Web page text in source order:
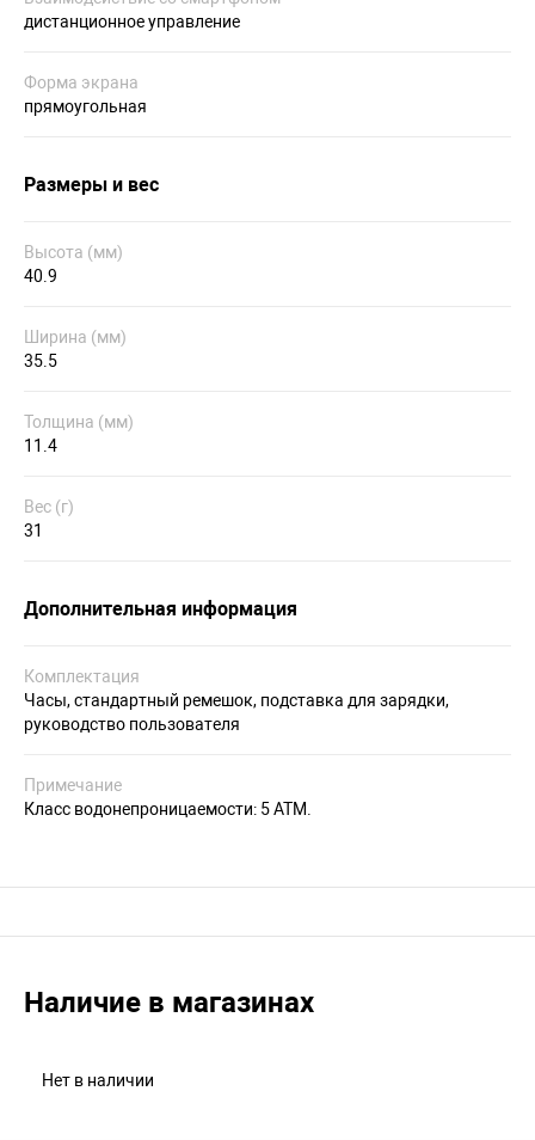
дистанционное управление
Форма экрана
прямоугольная
Размеры и вес
Высота (мм)
40.9
Ширина (мм)
35.5
Толщина (мм)
11.4
Вес (г)
31
Дополнительная информация
Комплектация
Часы, стандартный ремешок, подставка для зарядки,
руководство пользователя
Примечание
Класс водонепроницаемости: 5 АТМ.
Наличие в магазинах
Нет в наличии